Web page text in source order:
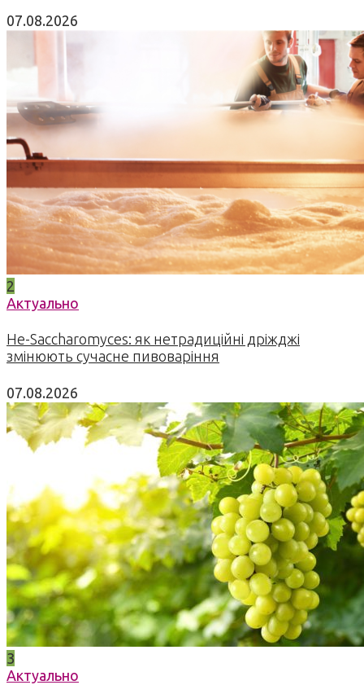
07.08.2026
2
Актуально
Не-Saccharomyces: як нетрадиційні дріжджі
змінюють сучасне пивоваріння
07.08.2026
3
Актуально